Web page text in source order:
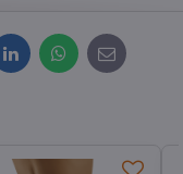
LinkedInWhatsApp
E-
mail